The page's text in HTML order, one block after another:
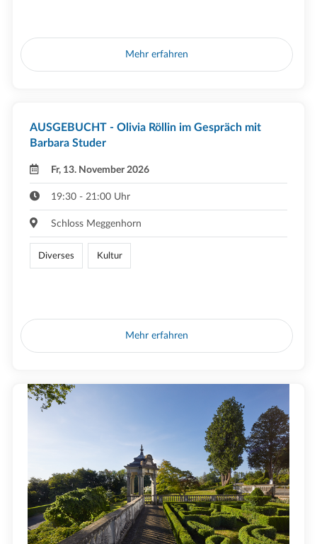
Mehr erfahren
AUSGEBUCHT - Olivia Röllin im Gespräch mit
Barbara Studer
Fr, 13. November 2026
19:30 - 21:00 Uhr
Schloss Meggenhorn
Diverses Kultur
Mehr erfahren